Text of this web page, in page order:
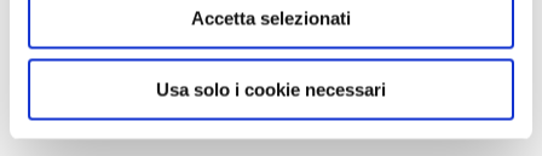
Accetta selezionati
Usa solo i cookie necessari
MAPPA